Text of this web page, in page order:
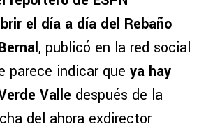
el día a día del Rebaño
, publicó en la red social
parece indicar que ya hay
Valle después de la
del ahora exdirector